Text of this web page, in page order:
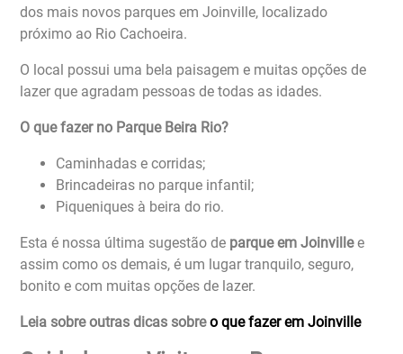
dos mais novos parques em Joinville, localizado
próximo ao Rio Cachoeira.
O local possui uma bela paisagem e muitas opções de
lazer que agradam pessoas de todas as idades.
O que fazer no Parque Beira Rio?
Caminhadas e corridas;
Brincadeiras no parque infantil;
Piqueniques à beira do rio.
Esta é nossa última sugestão de parque em Joinvillee
assim como os demais, é um lugar tranquilo, seguro,
bonito e com muitas opções de lazer.
Leia sobre outras dicas sobreo que fazer em Joinville